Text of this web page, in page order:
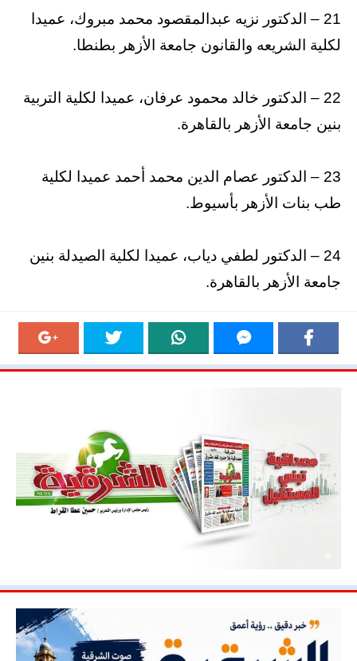
21 – الدكتور نزيه عبدالمقصود محمد مبروك، عميدا
لكلية الشريعه والقانون جامعة الأزهر بطنطا.
22 – الدكتور خالد محمود عرفان، عميدا لكلية التربية
بنين جامعة الأزهر بالقاهرة.
23 – الدكتور عصام الدين محمد أحمد عميدا لكلية
طب بنات الأزهر بأسيوط.
24 – الدكتور لطفي دياب، عميدا لكلية الصيدلة بنين
جامعة الأزهر بالقاهرة.